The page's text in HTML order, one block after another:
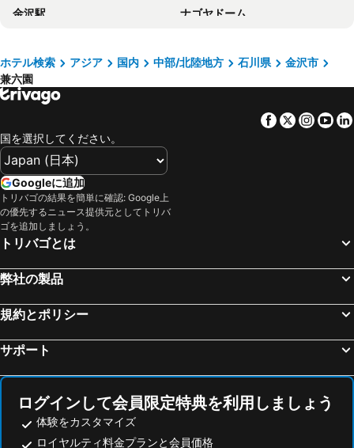
東横INN金沢兼六園香林坊 (大和デパート前)
ダイワロイヤルホテル D-Premium 金沢
ホテルインターゲート金沢
東急ステイ金沢
ホテルルートイン金沢駅前
スマイルホテル金沢西口駅前
KOKO HOTEL Premier 金沢香林坊
アパホテル 金沢野町
ホテル・トリフィート金沢
スーパーホテル Premier 金沢駅東口
ガーデンホテル金沢
金沢セントラルホテル東館
金沢国際ホテル
エイトポイントイン金沢
アパホテル 金沢片町
アゴーラ・金沢
サニーハイツ
ファースト ホテル 金沢
Kulton Moct Kenroku
クラウンヒルズ金沢
Kenroku Haitsu 101
Kenroku Haitsu 302
金沢駅
ナゴヤドーム
福井駅
鈴鹿サーキット
宇奈月温泉
金山駅
なばなの里
中部国際空港セントレア
甲府駅
野沢温泉
湯の山温泉
野沢温泉スキー場
白川郷
伊根の舟屋
嵐山
夕日ヶ浦温泉郷
大津駅
戸隠神社
新穂高温泉
白馬八方尾根スキー場
スキージャム勝山
ホテル検索 アジア 国内 中部/北陸地方 石川県
金沢市
兼六園
Facebook
Twitter
国を選択してください。
Googleに追加
トリバゴの結果を簡単に確認: Google上
の優先するニュース提供元としてトリバ
ゴを追加しましょう。
トリバゴとは
弊社の製品
規約とポリシー
サポート
ログインして会員限定特典を利用しましょう
体験をカスタマイズ
ロイヤルティ料金プランと会員価格